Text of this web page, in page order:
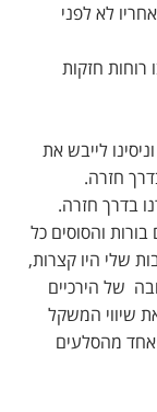
לא לפני
רוחות חזקות
לייבש את
חזרה.
בדרך חזרה.
והסוסים כל
שלי היו קצרות,
של הירכיים
שיווי המשקל
אחד מהסלעים